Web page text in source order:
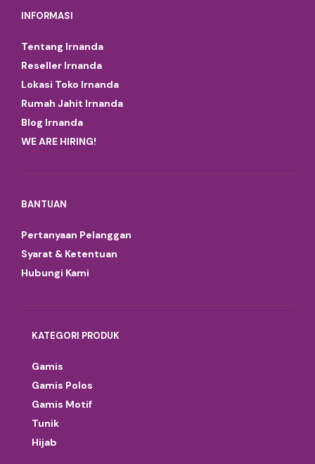
INFORMASI
Tentang Irnanda
Reseller Irnanda
Lokasi Toko Irnanda
Rumah Jahit Irnanda
Blog Irnanda
WE ARE HIRING!
BANTUAN
Pertanyaan Pelanggan
Syarat & Ketentuan
Hubungi Kami
KATEGORI PRODUK
Gamis
Gamis Polos
Gamis Motif
Tunik
Hijab